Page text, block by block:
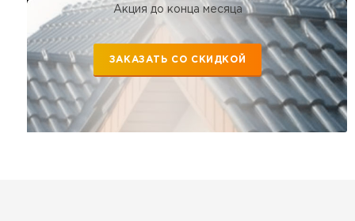
Акция до конца месяца
ЗАКАЗАТЬ СО СКИДКОЙ